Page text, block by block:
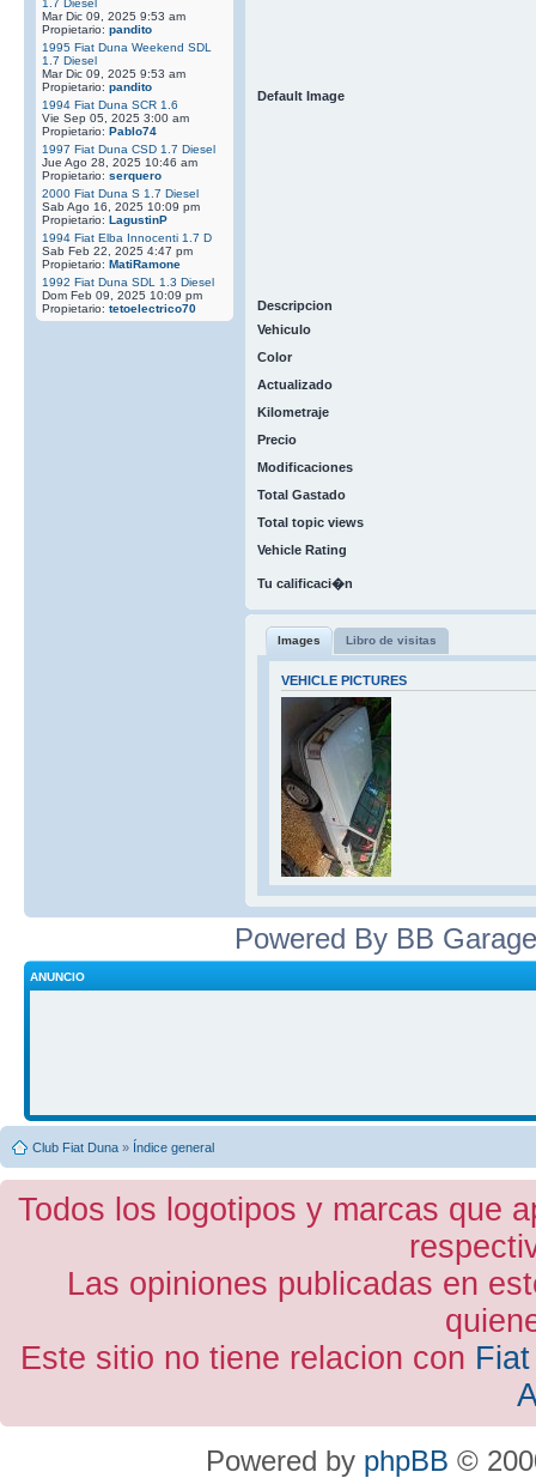
Mar Dic 09, 2025 9:53 am
Propietario: pandito
1995 Fiat Duna Weekend SDL
1.7 Diesel
Mar Dic 09, 2025 9:53 am
Propietario: pandito
1994 Fiat Duna SCR 1.6
Vie Sep 05, 2025 3:00 am
Propietario: Pablo74
1997 Fiat Duna CSD 1.7 Diesel
Jue Ago 28, 2025 10:46 am
Propietario: serquero
2000 Fiat Duna S 1.7 Diesel
Sab Ago 16, 2025 10:09 pm
Propietario: LagustinP
1994 Fiat Elba Innocenti 1.7 D
Sab Feb 22, 2025 4:47 pm
Propietario: MatiRamone
1992 Fiat Duna SDL 1.3 Diesel
Dom Feb 09, 2025 10:09 pm
Propietario: tetoelectrico70
Default Image
Descripcion
Vehiculo
Color
Actualizado
Kilometraje
Precio
Modificaciones
Total Gastado
Total topic views
Vehicle Rating
Tu calificaci�n
Images Libro de visitas
VEHICLE PICTURES
Powered By BB
ANUNCIO
Club Fiat Duna » Índice general
Todos los logotipos y marcas que
Las opiniones publicadas en
Este sitio no tiene relacion con
Powered by phpBB ©